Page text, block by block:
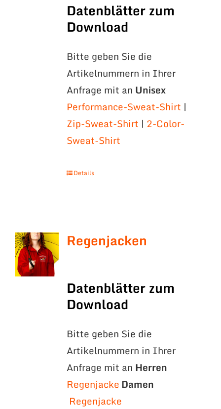
Datenblätter zum
Download
Bitte geben Sie die
Artikelnummern in Ihrer
Anfrage mit an Unisex
Performance-Sweat-Shirt |
Zip-Sweat-Shirt | 2-Color-
Sweat-Shirt
Details
Regenjacken
Datenblätter zum
Download
Bitte geben Sie die
Artikelnummern in Ihrer
Anfrage mit an Herren
RegenjackeDamen
Regenjacke